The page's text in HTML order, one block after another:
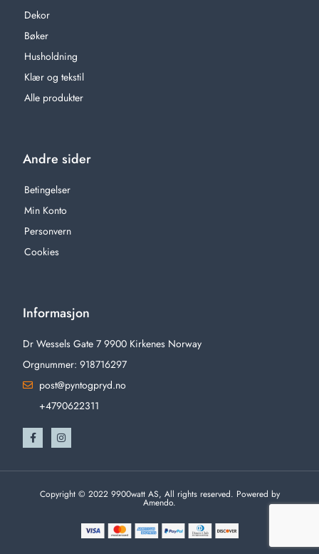
Dekor
Bøker
Husholdning
Klær og tekstil
Alle produkter
Andre sider
Betingelser
Min Konto
Personvern
Cookies
Informasjon
Dr Wessels Gate 7 9900 Kirkenes Norway
Orgnummer: 918716297
post@pyntogpryd.no
+4790622311
Copyright © 2022 9900watt AS, All rights reserved. Powered by
Amendo.